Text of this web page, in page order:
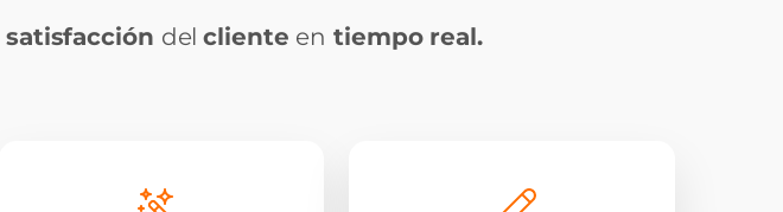
satisfacción delcliente en tiempo real.